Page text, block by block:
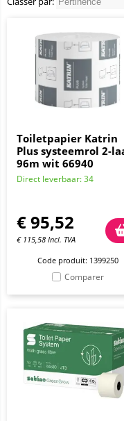
Toiletpapier Katrin
Plus systeemrol 2-
96m wit 66940
Direct leverbaar: 34
€95,52
€ 115,58 Incl. TVA
Code produit: 1399250
Comparer